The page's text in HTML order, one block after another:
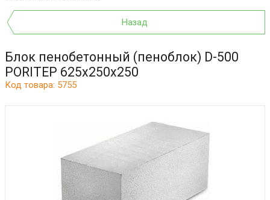
Назад
Блок пенобетонный (пеноблок) D-500
PORITEP 625х250х250
Код товара: 5755